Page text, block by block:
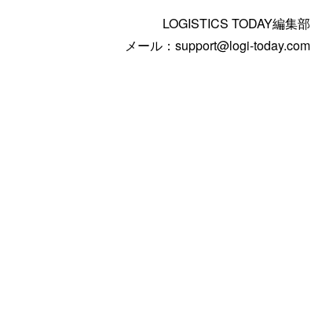
LOGISTICS TODAY編集部
メール：support@logi-today.com